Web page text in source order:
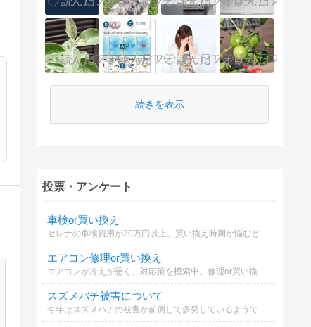
続きを表示
投票・アンケート
車検or買い換え
セレナの車検費用が30万円以上。買い換え時期か悩むとき。
エアコン修理or買い換え
エアコンが冷えが悪く、対応策を模索中。修理or買い換えかで悩んでいます。どちらが妥当でしょうか？
スズメバチ被害について
今年はスズメバチの被害が前倒しで多発しているようです。あなたはどの対策を取りますか？